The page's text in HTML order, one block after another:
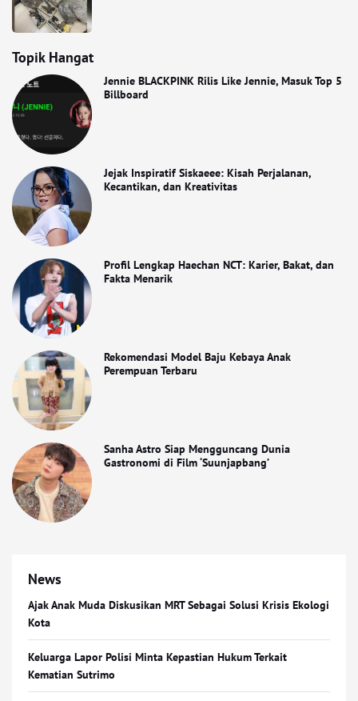
Topik Hangat
Jennie BLACKPINK Rilis Like Jennie, Masuk Top 5
Billboard
Jejak Inspiratif Siskaeee: Kisah Perjalanan,
Kecantikan, dan Kreativitas
Profil Lengkap Haechan NCT: Karier, Bakat, dan
Fakta Menarik
Rekomendasi Model Baju Kebaya Anak
Perempuan Terbaru
Sanha Astro Siap Mengguncang Dunia
Gastronomi di Film ‘Suunjapbang’
News
Ajak Anak Muda Diskusikan MRT Sebagai Solusi Krisis Ekologi
Kota
Keluarga Lapor Polisi Minta Kepastian Hukum Terkait
Kematian Sutrimo